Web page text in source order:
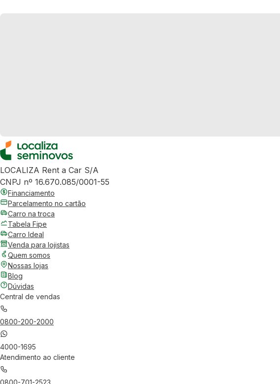
LOCALIZA Rent a Car S/A
CNPJ nº 16.670.085/0001-55
Financiamento
Parcelamento no cartão
Carro na troca
Tabela Fipe
Carro Ideal
Venda para lojistas
Quem somos
Nossas lojas
Blog
Dúvidas
Central de vendas
0800-200-2000
4000-1695
Atendimento ao cliente
0800-701-2523